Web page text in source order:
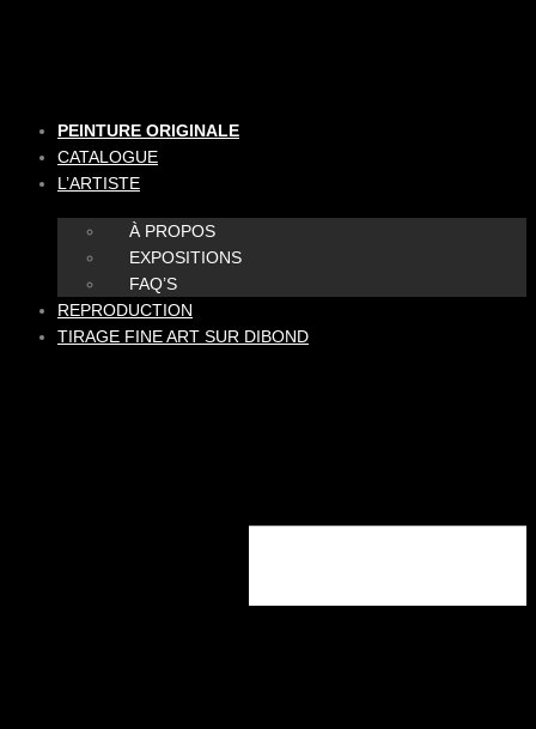
PEINTURE ORIGINALE
CATALOGUE
L’ARTISTE
À PROPOS
EXPOSITIONS
FAQ’S
REPRODUCTION
TIRAGE FINE ART SUR DIBOND